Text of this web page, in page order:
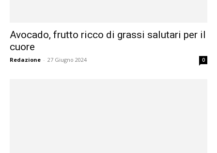
Avocado, frutto ricco di grassi salutari per il
cuore
Redazione - 27 Giugno 2024 0